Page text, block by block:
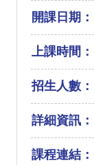
開課日期：
上課時間：
招生人數：
詳細資訊：
課程連結：